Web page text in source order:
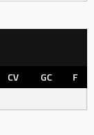
CV GC
F